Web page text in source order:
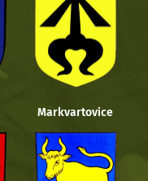
Markvartovice